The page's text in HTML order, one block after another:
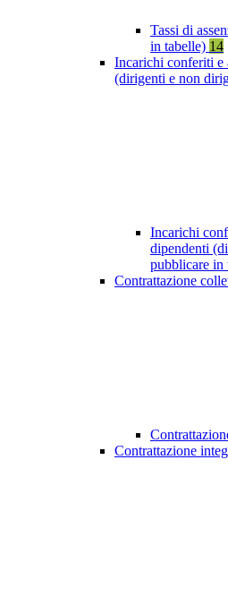
Tassi di
in tabelle) 14
Incarichi conferiti e
(dirigenti e non
Incarichi
dipendenti
pubblicare in
Contrattazione
Contrattazione